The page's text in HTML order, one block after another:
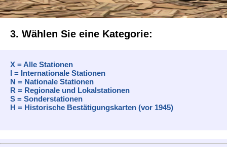
3. Wählen Sie eine Kategorie:
X = Alle Stationen
I = Internationale Stationen
N = Nationale Stationen
R = Regionale und Lokalstationen
S = Sonderstationen
H = Historische Bestätigungskarten (vor 1945)